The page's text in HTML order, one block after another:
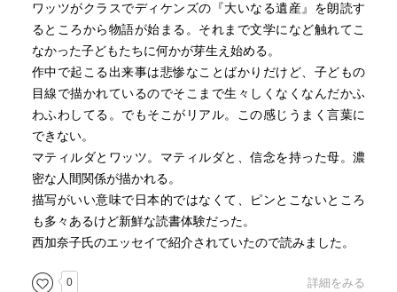
あと気になるところは、ワッツと相対するマティルダの母
親の悪魔話の付け足しがあったからこそ、後にレッドスキ
ン兵を単純に憎むだけのことはなかった…とマティルダの
後の回想が触れていること。またミスター・ワッツの子供
時代のロンドンの思い出話があるのだけど、そこで子供達
のロンドンであるということ。
晦日に読み切るつもりが先走りしそう。あとはギルバート
の叔父ではなく父親が漁師の話していた人らしい。
（２０１６ １２／２８）
「ミスター・ピップ」について補足。移住・自由という問
ワッツがクラスでディケンズの『大いなる遺産』を朗読す
るところから物語が始まる。それまで文学になど触れてこ
なかった子どもたちに何かが芽生え始める。
作中で起こる出来事は悲惨なことばかりだけど、子どもの
目線で描かれているのでそこまで生々しくなくなんだかふ
わふわしてる。でもそこがリアル。この感じうまく言葉に
できない。
マティルダとワッツ。マティルダと、信念を持った母。濃
密な人間関係が描かれる。
描写がいい意味で日本的ではなくて、ピンとこないところ
も多々あるけど新鮮な読書体験だった。
西加奈子氏のエッセイで紹介されていたので読みました。
0 詳細をみる